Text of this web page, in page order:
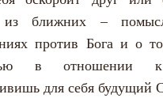
из ближних –
против Бога и о
в
для себя будущий